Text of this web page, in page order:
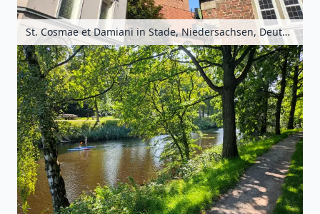
St. Cosmae et Damiani in Stade, Niedersachsen, Deutschland